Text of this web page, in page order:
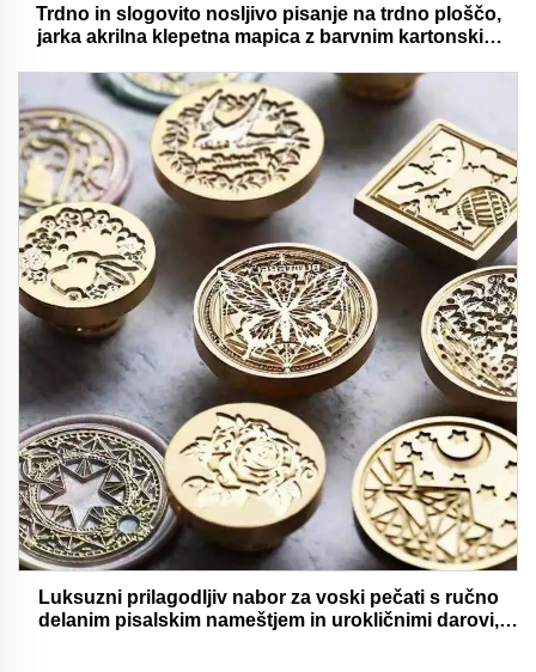
Trdno in slogovito nosljivo pisanje na trdno ploščo,
jarka akrilna klepetna mapica z barvnim kartonskim
Luksuzni prilagodljiv nabor za voski pečati s ručno
delanim pisalskim nameštjem in urokličnimi darovi,